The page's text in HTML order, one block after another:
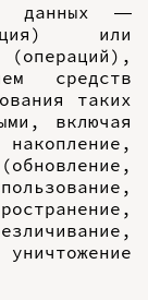
данных —
или
средств
таких
включая